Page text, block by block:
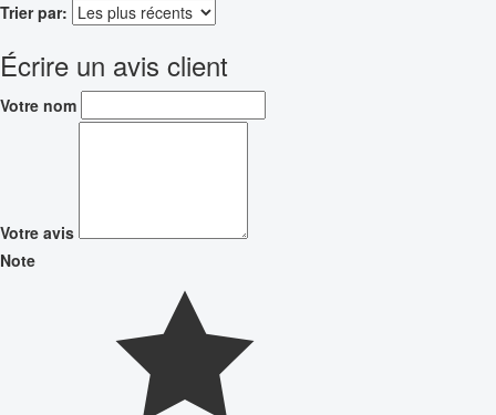
Trier par:
Écrire un avis client
Votre nom
Votre avis
Note